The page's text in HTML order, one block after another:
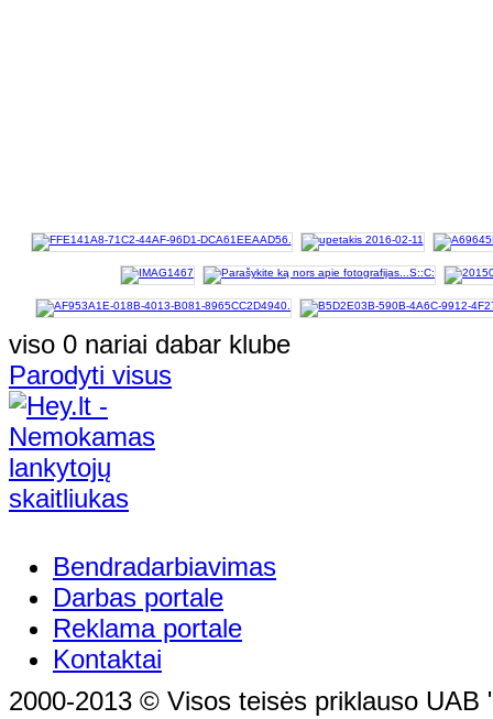
viso 0 nariai dabar klube
Parodyti visus
Bendradarbiavimas
Darbas portale
Reklama portale
Kontaktai
2000-2013 © Visos teisės priklauso UAB